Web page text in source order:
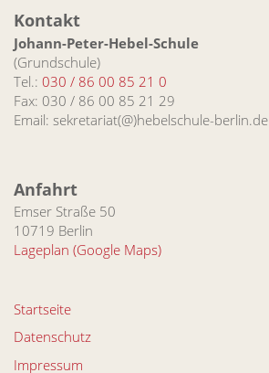
Kontakt
Johann-Peter-Hebel-Schule
(Grundschule)
Tel.:030 / 86 00 85 21 0
Fax: 030 / 86 00 85 21 29
Email: sekretariat(@)hebelschule-berlin.de
Anfahrt
Emser Straße 50
10719 Berlin
Lageplan (Google Maps)
Startseite
Datenschutz
Impressum